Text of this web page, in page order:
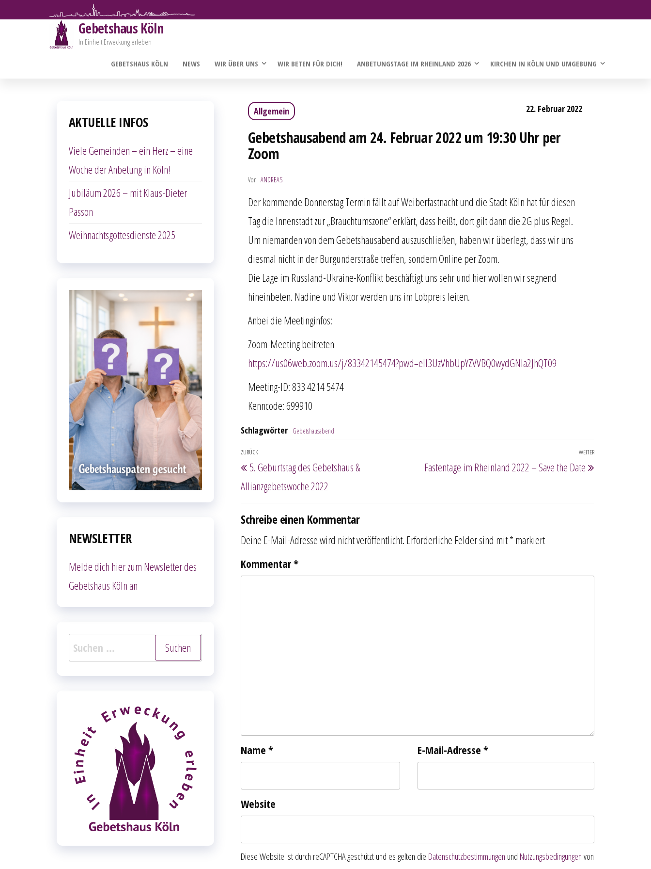
Gebetshaus Köln
In Einheit Erweckung erleben
GEBETSHAUS KÖLN NEWS WIR ÜBER UNS WIR BETEN FÜR DICH! ANBETUNGSTAGE IM RHEINLAND 2026 KIRCHEN IN KÖLN UND UMGEBUNG
Allgemein 22. Februar 2022
Gebetshausabend am 24. Februar 2022 um 19:30 Uhr per
Zoom
Von ANDREAS
Der kommende Donnerstag Termin fällt auf Weiberfastnacht und die Stadt Köln hat für diesen
Tag die Innenstadt zur „Brauchtumszone“ erklärt, dass heißt, dort gilt dann die 2G plus Regel.
Um niemanden von dem Gebetshausabend auszuschließen, haben wir überlegt, dass wir uns
diesmal nicht in der Burgunderstraße treffen, sondern Online per Zoom.
Die Lage im Russland-Ukraine-Konflikt beschäftigt uns sehr und hier wollen wir segnend
hineinbeten. Nadine und Viktor werden uns im Lobpreis leiten.
Anbei die Meetinginfos:
Zoom-Meeting beitreten
https://us06web.zoom.us/j/83342145474?pwd=ell3UzVhbUpYZVVBQ0wydGNla2JhQT09
Meeting-ID: 833 4214 5474
Kenncode: 699910
Schlagwörter Gebetshausabend
Beitragsnavigation
Vorheriger
Beitrag
ZURÜCK
5. Geburtstag des Gebetshaus &
Allianzgebetswoche 2022
Nächster
WEITER
Fastentage im Rheinland 2022 – Save the Date
Schreibe einen Kommentar
Deine E-Mail-Adresse wird nicht veröffentlicht. Erforderliche Felder sind mit* markiert
Kommentar*
Name * E-Mail-Adresse *
Website
Diese Website ist durch reCAPTCHA geschützt und es gelten die Datenschutzbestimmungen und Nutzungsbedingungen von
AKTUELLE INFOS
Viele Gemeinden – ein Herz – eine
Woche der Anbetung in Köln!
Jubiläum 2026 – mit Klaus-Dieter
Passon
Weihnachtsgottesdienste 2025
NEWSLETTER
Melde dich hier zum Newsletter des
Gebetshaus Köln an
Suchen
nach: